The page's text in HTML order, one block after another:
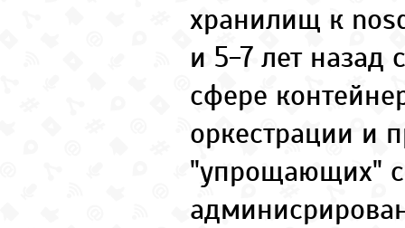
хранилищ к
и 5-7 лет назад
сфере
оркестрации и
"упрощающих"